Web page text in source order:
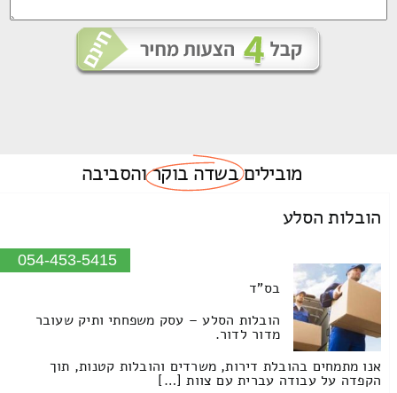
מוביליםבשדה בוקרוהסביבה
הובלות הסלע
054-453-5415
בס"ד
הובלות הסלע – עסק משפחתי ותיק שעובר
מדור לדור.
אנו מתמחים בהובלת דירות, משרדים והובלות קטנות, תוך
הקפדה על עבודה עברית עם צוות […]